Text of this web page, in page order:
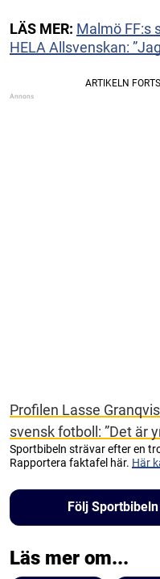
LÄS MER: Malmö FF:s
HELA Allsvenskan:
Profilen Lasse
svensk fotboll: ”Det är
Sportbibeln strävar efter en
Rapportera faktafel här. Här
Följ
Läs mer om...